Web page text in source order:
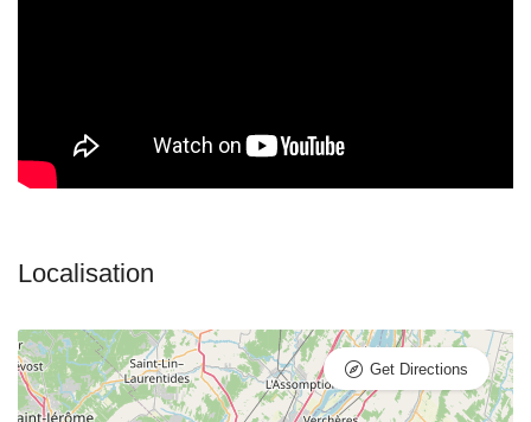
Get Directions